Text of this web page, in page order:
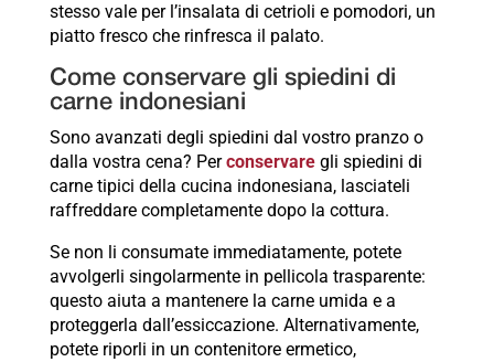
stesso vale per l’insalata di cetrioli e pomodori, un
piatto fresco che rinfresca il palato.
Come conservare gli spiedini di
carne indonesiani
Sono avanzati degli spiedini dal vostro pranzo o
dalla vostra cena? Perconservare gli spiedini di
carne tipici della cucina indonesiana, lasciateli
raffreddare completamente dopo la cottura.
Se non li consumate immediatamente, potete
avvolgerli singolarmente in pellicola trasparente:
questo aiuta a mantenere la carne umida e a
proteggerla dall’essiccazione. Alternativamente,
potete riporli in un contenitore ermetico,